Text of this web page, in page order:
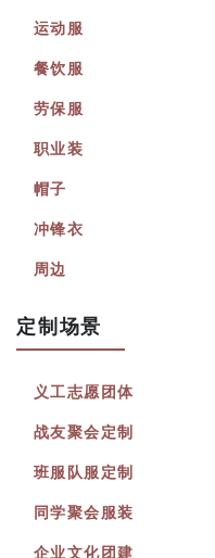
运动服
餐饮服
劳保服
职业装
帽子
冲锋衣
周边
定制场景
义工志愿团体
战友聚会定制
班服队服定制
同学聚会服装
企业文化团建